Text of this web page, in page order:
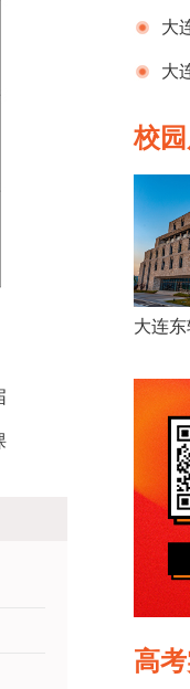
大
大
校
大连
高